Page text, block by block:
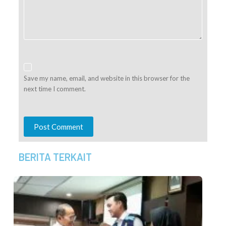
Save my name, email, and website in this browser for the
next time I comment.
Post Comment
BERITA TERKAIT